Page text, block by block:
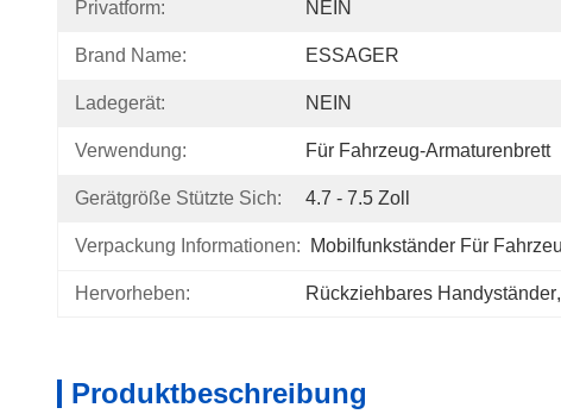
Privatform: NEIN
Brand Name: ESSAGER
Ladegerät: NEIN
Verwendung: Für Fahrzeug-Armaturenbrett
Gerätgröße Stützte Sich: 4.7 - 7.5 Zoll
Verpackung Informationen: Mobilfunkständer Für
Hervorheben: Rückziehbares Handyständer,
Produktbeschreibung